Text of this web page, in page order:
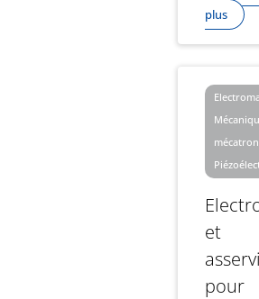
plus
et
pour